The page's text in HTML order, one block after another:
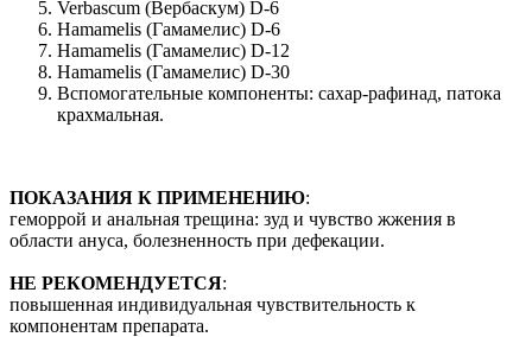
Verbascum (Вербаскум) D-6
Hamamelis (Гамамелис) D-6
Hamamelis (Гамамелис) D-12
Hamamelis (Гамамелис) D-30
Вспомогательные компоненты: сахар-рафинад, патока
крахмальная.
ПОКАЗАНИЯ К ПРИМЕНЕНИЮ:
геморрой и анальная трещина: зуд и чувство жжения в
области ануса, болезненность при дефекации.
НЕ РЕКОМЕНДУЕТСЯ:
повышенная индивидуальная чувствительность к
компонентам препарата.